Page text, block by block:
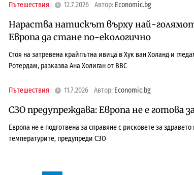
Пътешествия 12.7.2026 Автор: Economic.bg
Нараства натискът върху най-
Европа да стане по-екологично
Стоя на затревена крайпътна ивица в Хук ван Холанд и
Ротердам, разказва Ана Холиган от BBC
Пътешествия 11.7.2026 Автор: Economic.bg
СЗО предупреждава: Европа не е готова
Европа не е подготвена за справяне с рисковете за
температурите, предупреди СЗО